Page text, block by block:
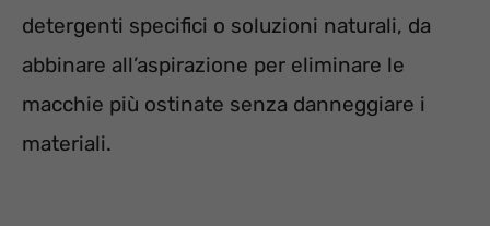
detergenti specifici o soluzioni naturali, da
abbinare all’aspirazione per eliminare le
macchie più ostinate senza danneggiare i
materiali.